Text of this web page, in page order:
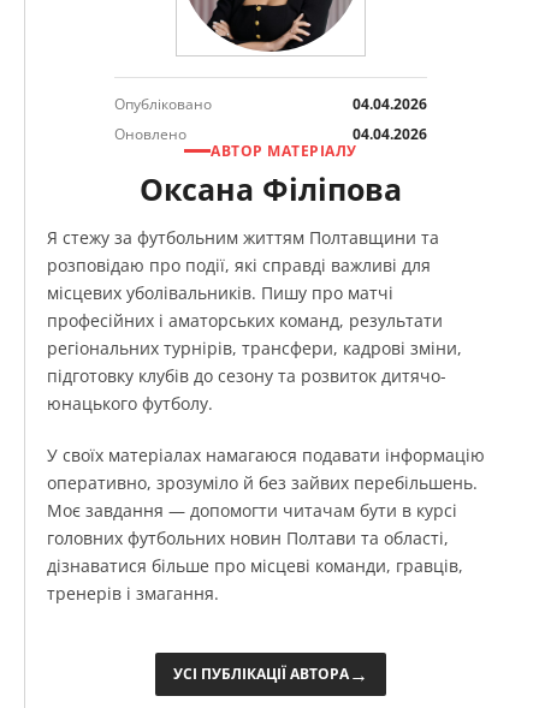
Опубліковано
04.04.2026
Оновлено
04.04.2026
АВТОР МАТЕРІАЛУ
Оксана Філіпова
Я стежу за футбольним життям Полтавщини та
розповідаю про події, які справді важливі для
місцевих уболівальників. Пишу про матчі
професійних і аматорських команд, результати
регіональних турнірів, трансфери, кадрові зміни,
підготовку клубів до сезону та розвиток дитячо-
юнацького футболу.
У своїх матеріалах намагаюся подавати інформацію
оперативно, зрозуміло й без зайвих перебільшень.
Моє завдання — допомогти читачам бути в курсі
головних футбольних новин Полтави та області,
дізнаватися більше про місцеві команди, гравців,
тренерів і змагання.
УСІ ПУБЛІКАЦІЇ АВТОРА→